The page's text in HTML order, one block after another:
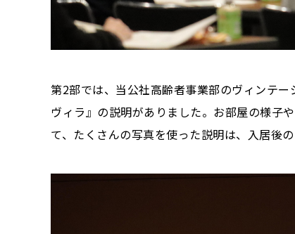
第2部では、当公社高齢者事業部のヴィンテ
ヴィラ』の説明がありました。お部屋の様子
て、たくさんの写真を使った説明は、入居後